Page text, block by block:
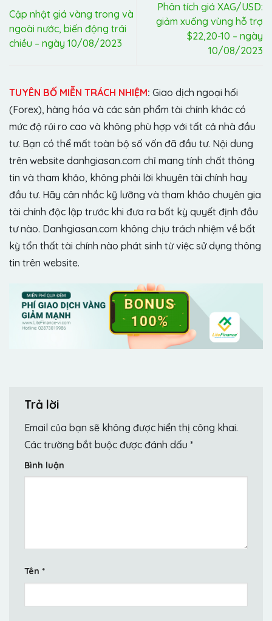
Cập nhật giá vàng trong và
ngoài nước, biến động trái
chiều – ngày 10/08/2023
Phân tích giá XAG/USD:
giảm xuống vùng hỗ trợ
$22,20-10 – ngày
10/08/2023
TUYÊN BỐ MIỄN TRÁCH NHIỆM: Giao dịch ngoại hối
(Forex), hàng hóa và các sản phẩm tài chính khác có
mức độ rủi ro cao và không phù hợp với tất cả nhà đầu
tư. Bạn có thể mất toàn bộ số vốn đã đầu tư. Nội dung
trên website danhgiasan.com chỉ mang tính chất thông
tin và tham khảo, không phải lời khuyên tài chính hay
đầu tư. Hãy cân nhắc kỹ lưỡng và tham khảo chuyên gia
tài chính độc lập trước khi đưa ra bất kỳ quyết định đầu
tư nào. Danhgiasan.com không chịu trách nhiệm về bất
kỳ tổn thất tài chính nào phát sinh từ việc sử dụng thông
tin trên website.
Trả lời
Email của bạn sẽ không được hiển thị công khai.
Các trường bắt buộc được đánh dấu *
Bình luận
Tên *